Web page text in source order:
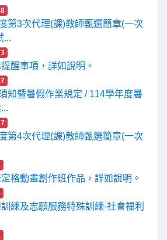
第3次代理(課)教師甄選簡章(一次
...
醒事項，詳如說明。
知暨暑假作業規定 / 114學年度暑
第4次代理(課)教師甄選簡章(一次
格動畫創作班作品，詳如說明。
練及志願服務特殊訓練-社會福利